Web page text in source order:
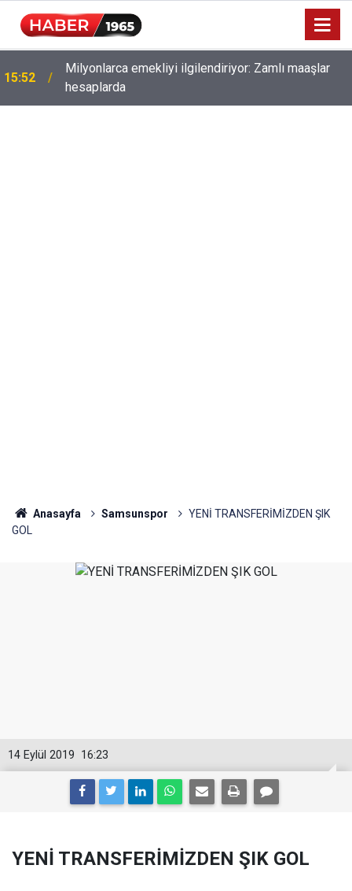
15:52
Milyonlarca emekliyi ilgilendiriyor: Zamlı maaşlar
hesaplarda
Anasayfa Samsunspor
YENİ TRANSFERİMİZDEN ŞIK
GOL
16:23
14 Eylül 2019
YENİ TRANSFERİMİZDEN ŞIK GOL